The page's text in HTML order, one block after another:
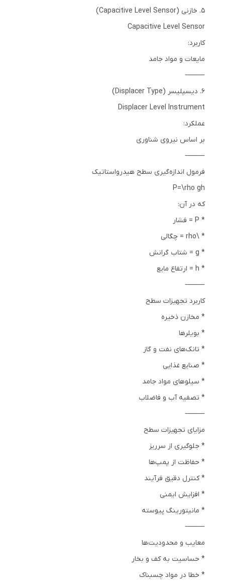
5. خازنی (Capacitive Level Sensor)
Capacitive Level Sensor
کاربرد:
مایعات و مواد جامد
⸻
6. دیسپلیسر (Displacer Type)
Displacer Level Instrument
عملکرد:
بر اساس نیروی شناوری
⸻
فرمول اندازه‌گیری سطح هیدرواستاتیک
P=\rho gh
که در آن:
* P = فشار
* \rho = چگالی
* g = شتاب گرانش
* h = ارتفاع مایع
⸻
کاربرد تجهیزات سطح
* مخازن ذخیره
* بویلرها
* تانک‌های نفت و گاز
* صنایع غذایی
* سیلوهای مواد جامد
* تصفیه آب و فاضلاب
⸻
مزایای تجهیزات سطح
* جلوگیری از سرریز
* حفاظت از پمپ‌ها
* کنترل دقیق فرآیند
* افزایش ایمنی
* مانیتورینگ پیوسته
⸻
معایب و محدودیت‌ها
* حساسیت به کف و بخار
* خطا در مواد چسبناک